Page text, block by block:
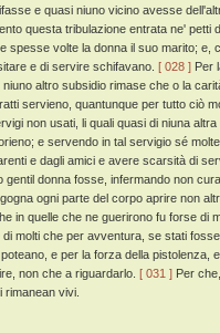
e quasi niuno vicino avesse
questa tribulazione entrata ne' petti
spesse volte la donna il suo marito; e,
e di servire schifavano. [ 028 ] Per
altro subsidio rimase che o la
servieno, quantunque per tutto ciò
non usati, li quali quasi di niuna
e servendo in tal servigio sé
e dagli amici e avere scarsità di
donna fosse, infermando non
ogni parte del corpo aprire non
in quelle che ne guerirono fu forse di
molti che per avventura, se stati
e per la forza della pistolenza,
non che a riguardarlo. [ 031 ] Per
vivi.